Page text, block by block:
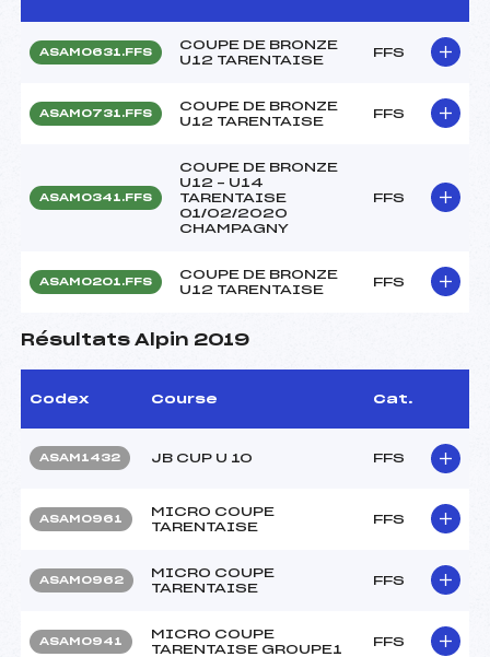
ASAM0631.FFS
COUPE DE BRONZE
U12 TARENTAISE
FFS
ASAM0731.FFS
COUPE DE BRONZE
U12 TARENTAISE
FFS
ASAM0341.FFS
COUPE DE BRONZE
U12 – U14
TARENTAISE
01/02/2020
CHAMPAGNY
FFS
ASAM0201.FFS
COUPE DE BRONZE
U12 TARENTAISE
FFS
Résultats Alpin 2019
Codex Course Cat.
ASAM1432 JB CUP U 10 FFS
ASAM0961
MICRO COUPE
TARENTAISE
FFS
ASAM0962
MICRO COUPE
TARENTAISE
FFS
ASAM0941
MICRO COUPE
TARENTAISE GROUPE1
FFS